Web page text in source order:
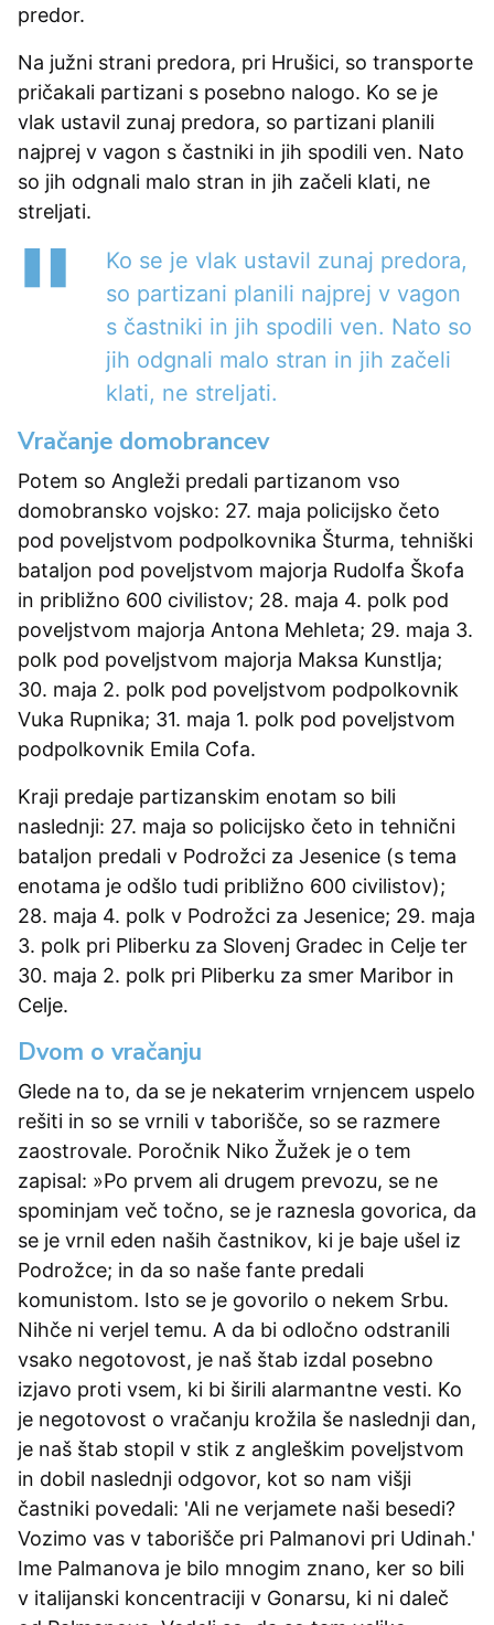
predor.
Na južni strani predora, pri Hrušici, so transporte
pričakali partizani s posebno nalogo. Ko se je
vlak ustavil zunaj predora, so partizani planili
najprej v vagon s častniki in jih spodili ven. Nato
so jih odgnali malo stran in jih začeli klati, ne
streljati.
Ko se je vlak ustavil zunaj predora,
so partizani planili najprej v vagon
s častniki in jih spodili ven. Nato so
jih odgnali malo stran in jih začeli
klati, ne streljati.
Vračanje domobrancev
Potem so Angleži predali partizanom vso
domobransko vojsko: 27. maja policijsko četo
pod poveljstvom podpolkovnika Šturma, tehniški
bataljon pod poveljstvom majorja Rudolfa Škofa
in približno 600 civilistov; 28. maja 4. polk pod
poveljstvom majorja Antona Mehleta; 29. maja 3.
polk pod poveljstvom majorja Maksa Kunstlja;
30. maja 2. polk pod poveljstvom podpolkovnik
Vuka Rupnika; 31. maja 1. polk pod poveljstvom
podpolkovnik Emila Cofa.
Kraji predaje partizanskim enotam so bili
naslednji: 27. maja so policijsko četo in tehnični
bataljon predali v Podrožci za Jesenice (s tema
enotama je odšlo tudi približno 600 civilistov);
28. maja 4. polk v Podrožci za Jesenice; 29. maja
3. polk pri Pliberku za Slovenj Gradec in Celje ter
30. maja 2. polk pri Pliberku za smer Maribor in
Celje.
Dvom o vračanju
Glede na to, da se je nekaterim vrnjencem uspelo
rešiti in so se vrnili v taborišče, so se razmere
zaostrovale. Poročnik Niko Žužek je o tem
zapisal: »Po prvem ali drugem prevozu, se ne
spominjam več točno, se je raznesla govorica, da
se je vrnil eden naših častnikov, ki je baje ušel iz
Podrožce; in da so naše fante predali
komunistom. Isto se je govorilo o nekem Srbu.
Nihče ni verjel temu. A da bi odločno odstranili
vsako negotovost, je naš štab izdal posebno
izjavo proti vsem, ki bi širili alarmantne vesti. Ko
je negotovost o vračanju krožila še naslednji dan,
je naš štab stopil v stik z angleškim poveljstvom
in dobil naslednji odgovor, kot so nam višji
častniki povedali: 'Ali ne verjamete naši besedi?
Vozimo vas v taborišče pri Palmanovi pri Udinah.'
Ime Palmanova je bilo mnogim znano, ker so bili
v italijanski koncentraciji v Gonarsu, ki ni daleč